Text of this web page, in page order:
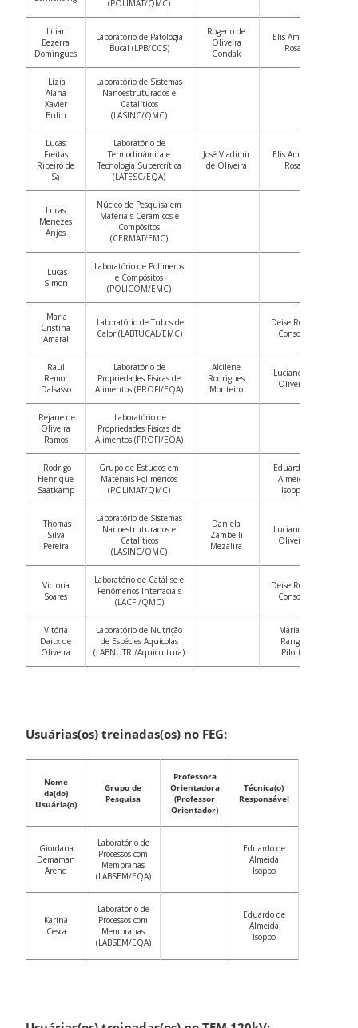
(POLIMAT/QMC)
Lilian
Bezerra
Domingues
Laboratório de Patologia
Bucal (LPB/CCS)
Rogerio de
Oliveira
Gondak
Elis Amaral
Rosa
Lízia
Alana
Xavier
Bulin
Laboratório de Sistemas
Nanoestruturados e
Catalíticos
(LASINC/QMC)
Lucas
Freitas
Ribeiro de
Sá
Laboratório de
Termodinâmica e
Tecnologia Supercrítica
(LATESC/EQA)
José Vladimir
de Oliveira
Elis Amaral
Rosa
Lucas
Menezes
Anjos
Núcleo de Pesquisa em
Materiais Cerâmicos e
Compósitos
(CERMAT/EMC)
Lucas
Simon
Laboratório de Polímeros
e Compósitos
(POLICOM/EMC)
Maria
Cristina
Amaral
Laboratório de Tubos de
Calor (LABTUCAL/EMC)
Deise Rebelo
Consoni
Raul
Remor
Dalsasso
Laboratório de
Propriedades Físicas de
Alimentos (PROFI/EQA)
Alcilene
Rodrigues
Monteiro
Luciano de
Oliveira
Rejane de
Oliveira
Ramos
Laboratório de
Propriedades Físicas de
Alimentos (PROFI/EQA)
Rodrigo
Henrique
Saatkamp
Grupo de Estudos em
Materiais Poliméricos
(POLIMAT/QMC)
Eduardo de
Almeida
Isoppo
Thomas
Silva
Pereira
Laboratório de Sistemas
Nanoestruturados e
Catalíticos
(LASINC/QMC)
Daniela
Zambelli
Mezalira
Luciano de
Oliveira
Victoria
Soares
Laboratório de Catálise e
Fenômenos Interfaciais
(LACFI/QMC)
Deise Rebelo
Consoni
Vitória
Daitx de
Oliveira
Laboratório de Nutrição
de Espécies Aquícolas
(LABNUTRI/Aquicultura)
Mariana
Rangel
Pilotto
Usuárias(os) treinadas(os) no FEG:
Nome
da(do)
Usuária(o)
Grupo de
Pesquisa
Professora
Orientadora
(Professor
Orientador)
Técnica(o)
Responsável
Giordana
Demaman
Arend
Laboratório de
Processos com
Membranas
(LABSEM/EQA)
Eduardo de
Almeida
Isoppo
Karina
Cesca
Laboratório de
Processos com
Membranas
(LABSEM/EQA)
Eduardo de
Almeida
Isoppo